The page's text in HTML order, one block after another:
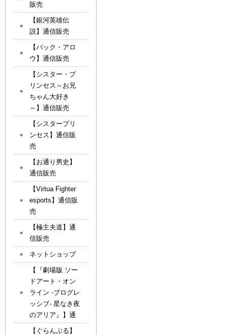
販売
【銀河英雄伝
説】通信販売
【バック・アロ
ウ】通信販売
【シスター・プ
リンセス～お兄
ちゃん大好き
～】通信販売
【シスタープリ
ンセス】通信販
売
【お通り男史】
通信販売
【Virtua Fighter
esports】通信販
売
【極主夫道】通
信販売
ネットショップ
【『劇場版 ソー
ドアート・オン
ライン -プログレ
ッシブ- 星なき夜
のアリア』】通
【ぐらんぶる】